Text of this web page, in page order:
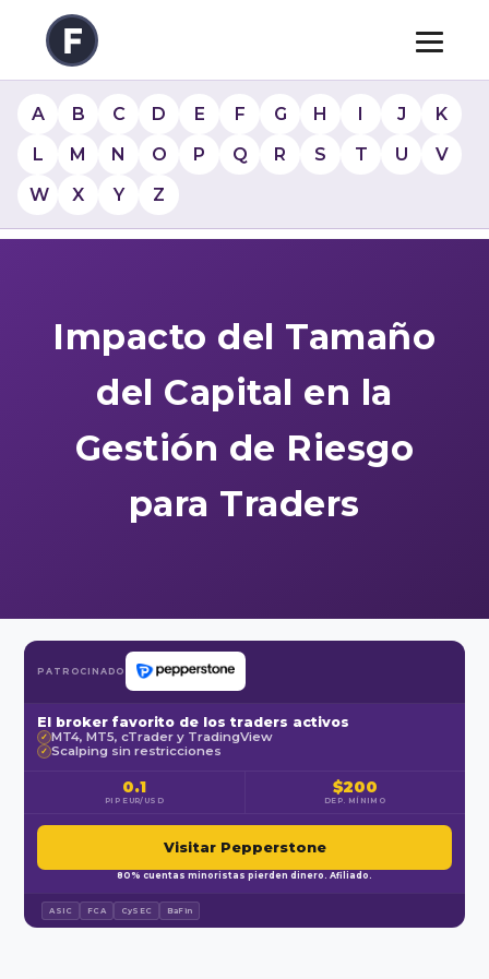
A B C D E F G H I J
K
L
M N O P Q R S T U
V
W
X Y Z
Impacto del Tamaño
del Capital en la
Gestión de Riesgo
para Traders
PATROCINADO
El broker favorito de los traders activos
✓ MT4, MT5, cTrader y TradingView
✓ Scalping sin restricciones
0.1
PIP EUR/USD
$200
DEP. MÍNIMO
Visitar Pepperstone
80% cuentas minoristas pierden dinero. Afiliado.
ASIC FCA CySEC BaFin